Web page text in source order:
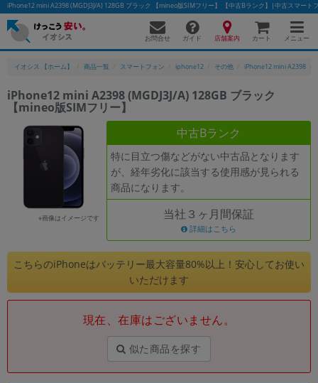
iPhone12 mini A2398 (MGDJ3J/A) 128GB ブラック 【mineo版SIMフリー】 【中古Bランク】|中古スマート
お問合せ ガイド 店舗案内 カート メニュー
イオシス 【ホーム】 商品一覧 スマートフォン iphone12 その他 iPhone12 mini A2398
iPhone12 mini A2398 (MGDJ3J/A) 128GB ブラック
【mineo版SIMフリー】
※画像はイメージです
中古Bランク
特に目立つ傷などがない中古品となります
が、経年劣化に該当する使用感が見られる
商品になります。
当社３ヶ月間保証
詳細はこちら
こちらのiPhoneはバッテリー最大容量80%以上！安心してお使い
いただけます
現在、在庫はございません。
似た商品を探す
かんたんパソコン検索に切り替える
フリーワード
人気の検索ワード： Let's note
「スマートフォン」「タブレット」など
シリーズ
「iPhone」「Xperia」「Galaxy」など
「Apple」「SONY」「SHARP」など